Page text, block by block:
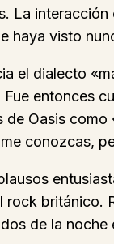
La
haya visto
el dialecto
entonces
de Oasis
conozcas,
rock británico.
de la noche